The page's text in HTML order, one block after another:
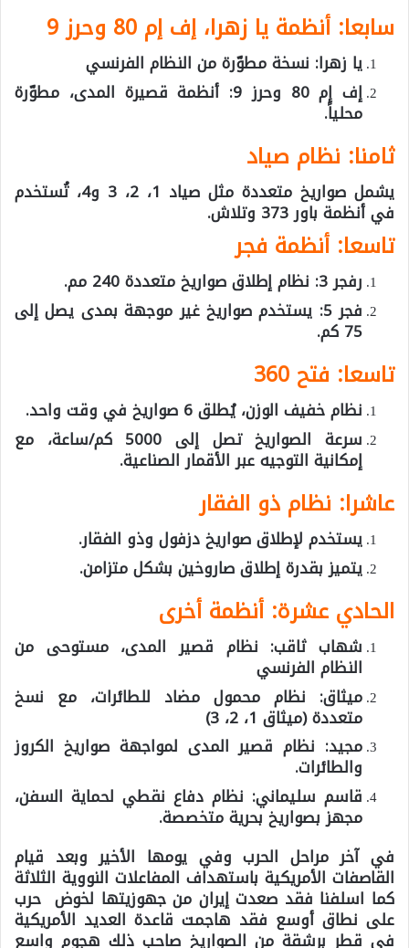
سابعا: أنظمة يا زهرا، إف إم 80 وحرز 9
يا زهرا: نسخة مطوّرة من النظام الفرنسي
إف إم 80 وحرز 9: أنظمة قصيرة المدى، مطوّرة
محلياً.
ثامنا: نظام صياد
يشمل صواريخ متعددة مثل صياد 1، 2، 3 و4، تُستخدم
في أنظمة باور 373 وتلاش.
تاسعا: أنظمة فجر
رفجر 3: نظام إطلاق صواريخ متعددة 240 مم.
فجر 5: يستخدم صواريخ غير موجهة بمدى يصل إلى
75 كم.
تاسعا: فتح 360
نظام خفيف الوزن، يُطلق 6 صواريخ في وقت واحد.
سرعة الصواريخ تصل إلى 5000 كم/ساعة، مع
إمكانية التوجيه عبر الأقمار الصناعية.
عاشرا: نظام ذو الفقار
يستخدم لإطلاق صواريخ دزفول وذو الفقار.
يتميز بقدرة إطلاق صاروخين بشكل متزامن.
الحادي عشرة: أنظمة أخرى
شهاب ثاقب: نظام قصير المدى، مستوحى من
النظام الفرنسي
ميثاق: نظام محمول مضاد للطائرات، مع نسخ
متعددة (ميثاق 1، 2، 3)
مجيد: نظام قصير المدى لمواجهة صواريخ الكروز
والطائرات.
قاسم سليماني: نظام دفاع نقطي لحماية السفن،
مجهز بصواريخ بحرية متخصصة.
في آخر مراحل الحرب وفي يومها الأخير وبعد قيام
القاصفات الأمريكية باستهداف المفاعلات النووية الثلاثة
كما اسلفنا فقد صعدت إيران من جهوزيتها لخوض حرب
على نطاق أوسع فقد هاجمت قاعدة العديد الأمريكية
في قطر برشقة من الصواريخ صاحب ذلك هجوم واسع